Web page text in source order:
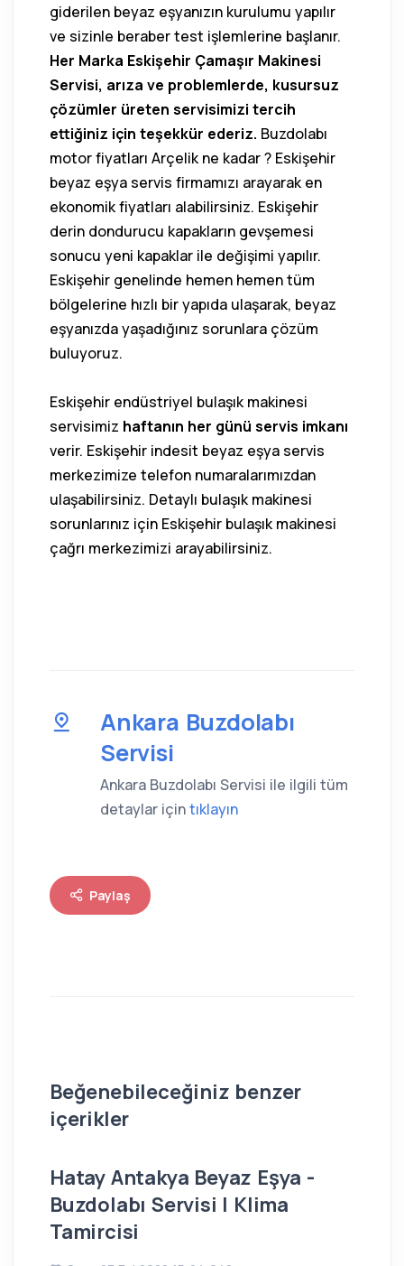
giderilen beyaz eşyanızın kurulumu yapılır
ve sizinle beraber test işlemlerine başlanır.
Her Marka Eskişehir Çamaşır Makinesi
Servisi, arıza ve problemlerde, kusursuz
çözümler üreten servisimizi tercih
ettiğiniz için teşekkür ederiz. Buzdolabı
motor fiyatları Arçelik ne kadar ? Eskişehir
beyaz eşya servis firmamızı arayarak en
ekonomik fiyatları alabilirsiniz. Eskişehir
derin dondurucu kapakların gevşemesi
sonucu yeni kapaklar ile değişimi yapılır.
Eskişehir genelinde hemen hemen tüm
bölgelerine hızlı bir yapıda ulaşarak, beyaz
eşyanızda yaşadığınız sorunlara çözüm
buluyoruz.
Eskişehir endüstriyel bulaşık makinesi
servisimiz haftanın her günü servis imkanı
verir. Eskişehir indesit beyaz eşya servis
merkezimize telefon numaralarımızdan
ulaşabilirsiniz. Detaylı bulaşık makinesi
sorunlarınız için Eskişehir bulaşık makinesi
çağrı merkezimizi arayabilirsiniz.
Ankara Buzdolabı
Servisi
Ankara Buzdolabı Servisi ile ilgili tüm
detaylar içintıklayın
Paylaş
Beğenebileceğiniz benzer
içerikler
Hatay Antakya Beyaz Eşya -
Buzdolabı Servisi | Klima
Tamircisi